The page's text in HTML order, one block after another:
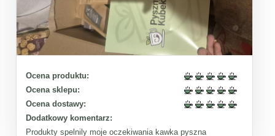
Ocena produktu:
Ocena sklepu:
Ocena dostawy:
Dodatkowy komentarz:
Produkty spelnily moje oczekiwania kawka pyszna